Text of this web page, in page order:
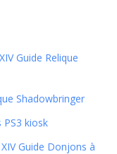
Guide Relique
Shadowbringer
kiosk
Guide Donjons à